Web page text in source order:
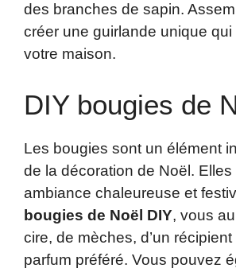
des branches de sapin.
créer une guirlande unique qui
votre maison.
DIY bougies de
Les bougies sont un élément
de la décoration de Noël.
ambiance chaleureuse et
bougies de Noël DIY, vous
cire, de mèches, d’un
parfum préféré. Vous pouvez